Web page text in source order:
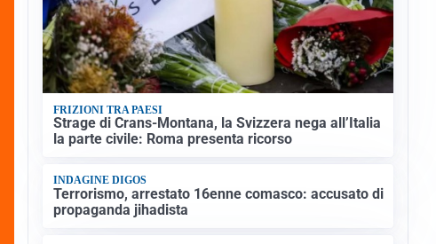
FRIZIONI TRA PAESI
Strage di Crans-Montana, la Svizzera nega all’Italia
la parte civile: Roma presenta ricorso
INDAGINE DIGOS
Terrorismo, arrestato 16enne comasco: accusato di
propaganda jihadista